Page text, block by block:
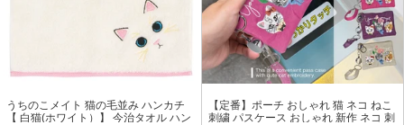
うちのこメイト 猫の毛並み ハンカチ
【 白猫(ホワイト）】 今治タオル ハン
【定番】ポーチ おしゃれ 猫 ネコ ねこ
刺繍 パスケース おしゃれ 新作 ネコ 刺